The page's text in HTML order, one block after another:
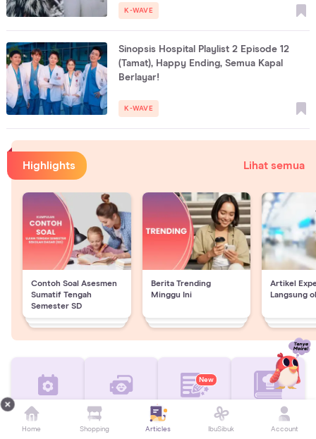
K-WAVE
Sinopsis Hospital Playlist 2 Episode 12
(Tamat), Happy Ending, Semua Kapal
Berlayar!
K-WAVE
Highlights Lihat semua
Contoh Soal Asesmen
Sumatif Tengah
Semester SD
Berita Trending
Minggu Ini
Artikel
Langsung
Kalkulator masa subur Baby Name Finder
New
Worksheet Anak
Home Shopping Articles IbuSibuk Account